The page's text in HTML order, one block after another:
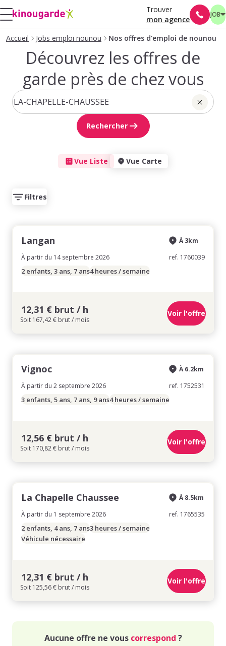
Trouver
mon agence
JOB
Accueil Jobs emploi nounou Nos offres d'emploi de nounou
Découvrez les offres de
garde près de chez vous
Rechercher
Vue Liste Vue Carte
Filtres
Langan
À partir du 14 septembre 2026
À 3km
ref. 1760039
2 enfants, 3 ans, 7 ans4 heures / semaine
12,31 € brut / h
Soit 167,42 € brut / mois
Voir l'offre
Vignoc
À partir du 2 septembre 2026
À 6.2km
ref. 1752531
3 enfants, 5 ans, 7 ans, 9 ans4 heures / semaine
12,56 € brut / h
Soit 170,82 € brut / mois
Voir l'offre
La Chapelle Chaussee
À partir du 1 septembre 2026
À 8.5km
ref. 1765535
2 enfants, 4 ans, 7 ans3 heures / semaine
Véhicule nécessaire
12,31 € brut / h
Soit 125,56 € brut / mois
Voir l'offre
Aucune offre ne vous correspond ?